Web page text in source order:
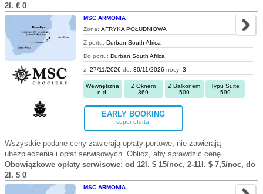
2l. € 0
MSC ARMONIA
Zona: AFRYKA POŁUDNIOWA
Z portu: Durban South Africa
Do portu: Durban South Africa
z: 27/11/2026 do: 30/11/2026 nocy: 3
Wewnętrzna
n.d.
Z Oknem
369
Z Balkonem
509
Typu Suite
599
EARLY BOOKING
super oferta!
Wszystkie podane ceny zawierają opłaty portowe, nie zawierają
ubezpieczenia i opłat serwisowych. Oblicz, aby sprawdzić cenę.
Obowiązkowe opłaty serwisowe: od 12l. $ 15/noc, 2-11l. $ 7,5/noc, do
2l. $ 0
MSC ARMONIA